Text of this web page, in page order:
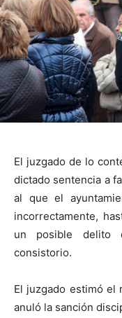
El juzgado de lo
dictado sentencia a
al que el
incorrectamente,
un posible delito
consistorio.
El juzgado estimó el
anuló la sanción